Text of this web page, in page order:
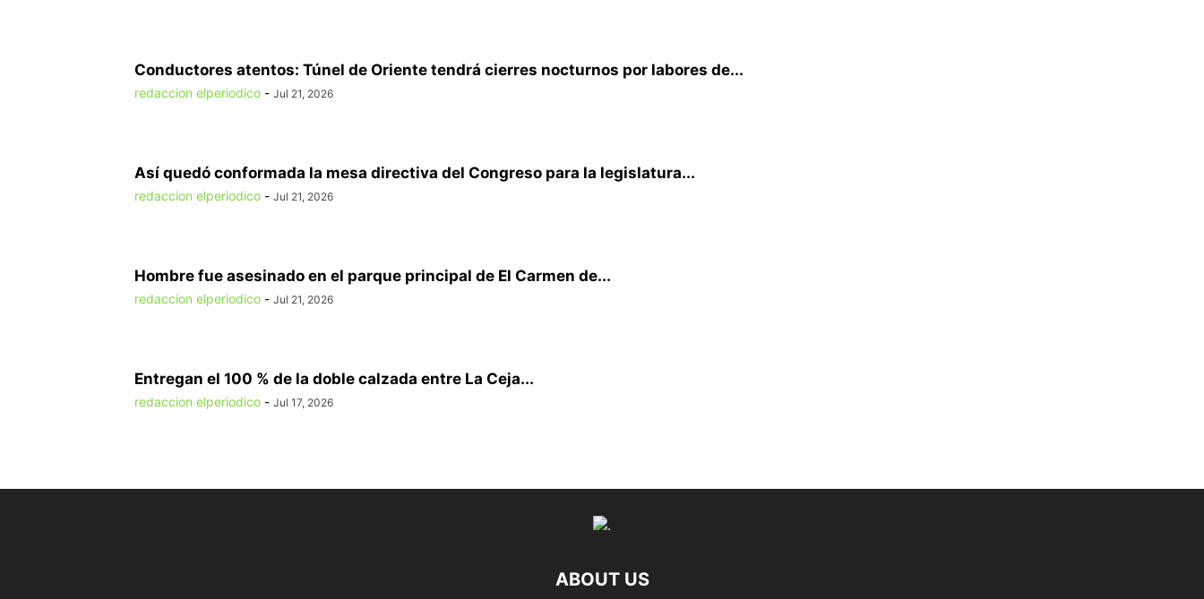
Conductores atentos: Túnel de Oriente tendrá cierres nocturnos por labores de...
redaccion elperiodico - Jul 21, 2026
Así quedó conformada la mesa directiva del Congreso para la legislatura...
redaccion elperiodico - Jul 21, 2026
Hombre fue asesinado en el parque principal de El Carmen de...
redaccion elperiodico - Jul 21, 2026
Entregan el 100 % de la doble calzada entre La Ceja...
redaccion elperiodico - Jul 17, 2026
ABOUT US